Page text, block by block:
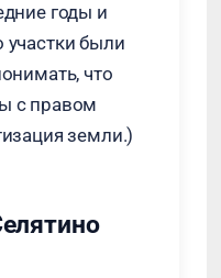
годы и
были
что
с правом
земли.)